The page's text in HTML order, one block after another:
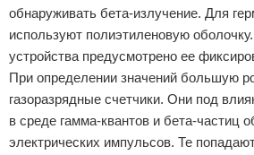
обнаруживать бета-излучение. Для
используют полиэтиленовую
устройства предусмотрено ее
При определении значений большую
газоразрядные счетчики. Они под
в среде гамма-квантов и бета-частиц
электрических импульсов. Те